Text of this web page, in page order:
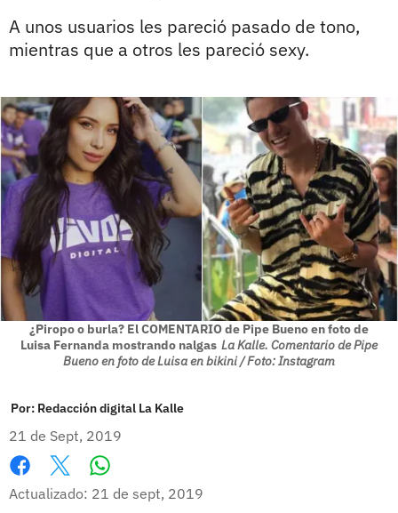
A unos usuarios les pareció pasado de tono,
mientras que a otros les pareció sexy.
¿Piropo o burla? El COMENTARIO de Pipe Bueno en foto de
Luisa Fernanda mostrando nalgas La Kalle. Comentario de Pipe
Bueno en foto de Luisa en bikini / Foto: Instagram
Por: Redacción digital La Kalle
21 de Sept, 2019
Facebook
X
Actualizado: 21 de sept, 2019